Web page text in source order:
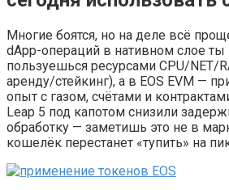
Многие боятся, но на деле всё
dApp-операций в нативном слое
пользуешься ресурсами CPU/NET/
аренду/стейкинг), а в EOS EVM —
опыт с газом, счётами и
Leap 5 под капотом снизили
обработку — заметишь это не в
кошелёк перестанет «тупить» на